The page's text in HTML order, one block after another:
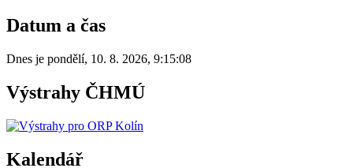
Datum a čas
Dnes je pondělí, 10. 8. 2026, 9:15:08
Výstrahy ČHMÚ
Kalendář